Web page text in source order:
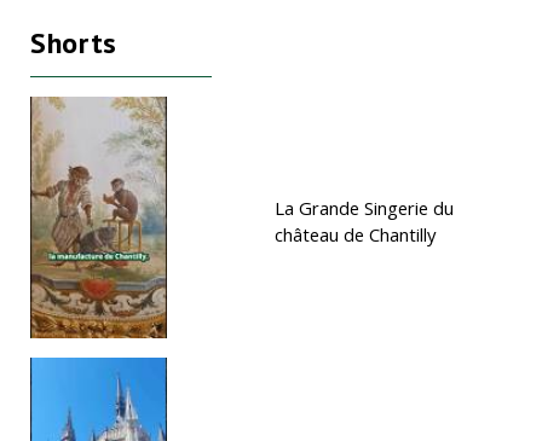
Shorts
La Grande Singerie du
château de Chantilly